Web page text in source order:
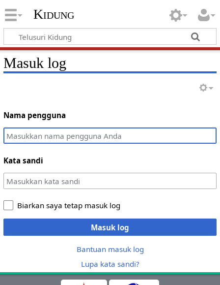
Kidung
Masuk log
Nama pengguna
Kata sandi
Biarkan saya tetap masuk log
Masuk log
Bantuan masuk log
Lupa kata sandi?